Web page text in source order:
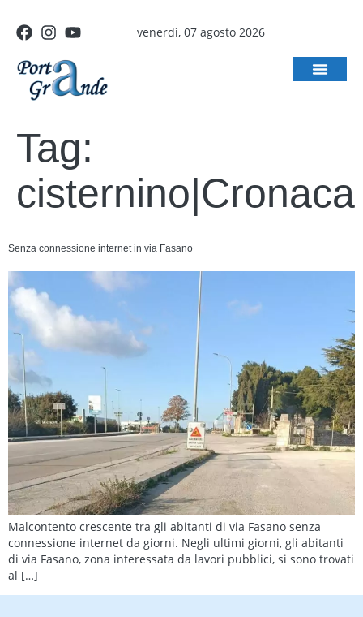
venerdì, 07 agosto 2026
Tag:
cisternino|Cronaca
Senza connessione internet in via Fasano
Malcontento crescente tra gli abitanti di via Fasano senza
connessione internet da giorni. Negli ultimi giorni, gli abitanti
di via Fasano, zona interessata da lavori pubblici, si sono trovati
al […]